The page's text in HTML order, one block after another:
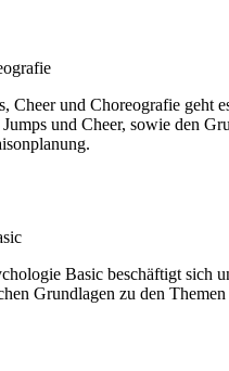
Cheer und Choreografie geht
und Cheer, sowie den
Basic beschäftigt sich
Grundlagen zu den Themen